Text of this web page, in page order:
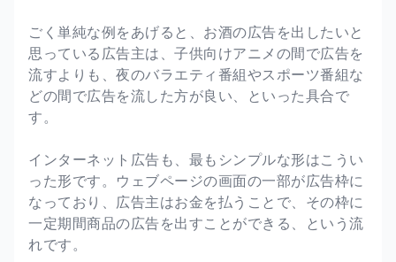
ごく単純な例をあげると、お酒の広告を出したいと
思っている広告主は、子供向けアニメの間で広告を
流すよりも、夜のバラエティ番組やスポーツ番組な
どの間で広告を流した方が良い、といった具合で
す。
インターネット広告も、最もシンプルな形はこうい
った形です。ウェブページの画面の一部が広告枠に
なっており、広告主はお金を払うことで、その枠に
一定期間商品の広告を出すことができる、という流
れです。